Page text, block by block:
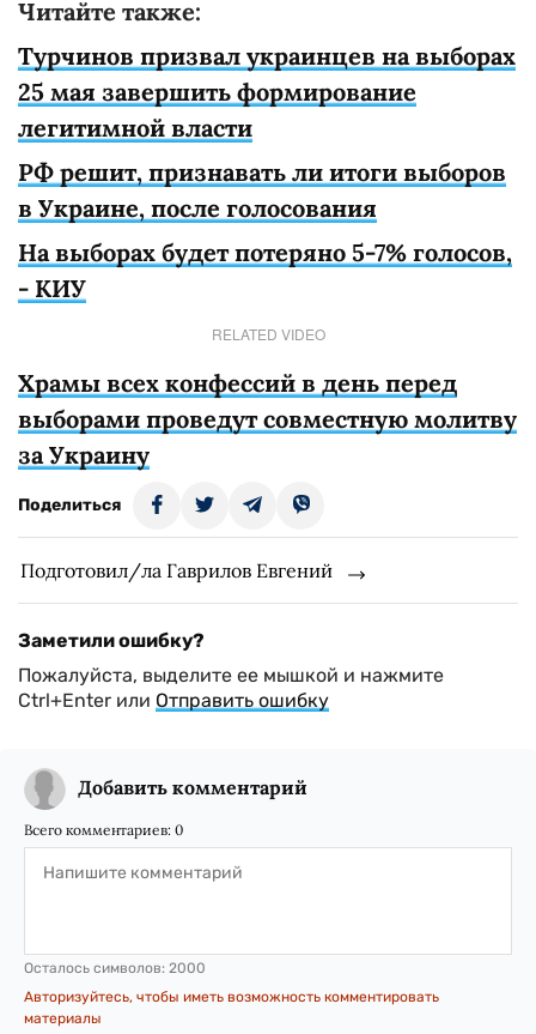
Читайте также:
Турчинов призвал украинцев на выборах
25 мая завершить формирование
легитимной власти
РФ решит, признавать ли итоги выборов
в Украине, после голосования
На выборах будет потеряно 5-7% голосов,
- КИУ
RELATED VIDEO
Храмы всех конфессий в день перед
выборами проведут совместную молитву
за Украину
Поделиться
Подготовил/ла Гаврилов Евгений
Заметили ошибку?
Пожалуйста, выделите ее мышкой и нажмите
Ctrl+Enter или Отправить ошибку
Добавить комментарий
Всего комментариев: 0
Осталось символов: 2000
Авторизуйтесь, чтобы иметь возможность комментировать
материалы